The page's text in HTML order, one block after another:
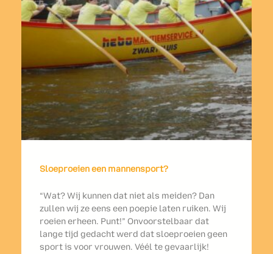
Sloeproeien een mannensport?
“Wat? Wij kunnen dat niet als meiden? Dan
zullen wij ze eens een poepie laten ruiken. Wij
roeien erheen. Punt!” Onvoorstelbaar dat
lange tijd gedacht werd dat sloeproeien geen
sport is voor vrouwen. Véél te gevaarlijk!